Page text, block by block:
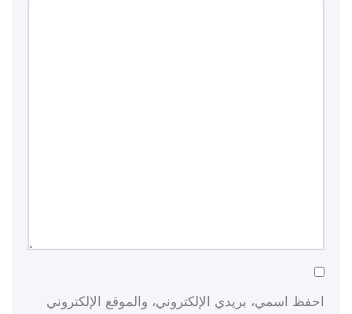
احفظ اسمي، بريدي الإلكتروني، والموقع الإلكتروني